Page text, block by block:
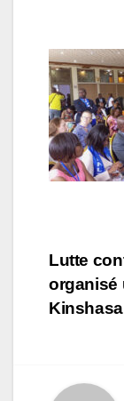
de
Lutte
organisé
Kinshasa